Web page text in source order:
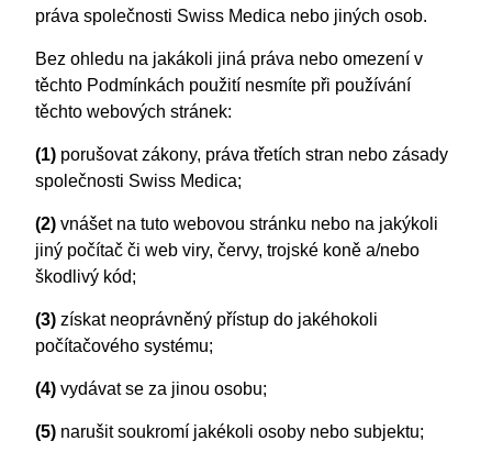
práva společnosti Swiss Medica nebo jiných osob.
Bez ohledu na jakákoli jiná práva nebo omezení v
těchto Podmínkách použití nesmíte při používání
těchto webových stránek:
(1) porušovat zákony, práva třetích stran nebo zásady
společnosti Swiss Medica;
(2) vnášet na tuto webovou stránku nebo na jakýkoli
jiný počítač či web viry, červy, trojské koně a/nebo
škodlivý kód;
(3) získat neoprávněný přístup do jakéhokoli
počítačového systému;
(4) vydávat se za jinou osobu;
(5) narušit soukromí jakékoli osoby nebo subjektu;